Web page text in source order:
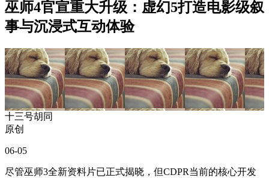
巫师4官宣重大升级：虚幻5打造电影级叙
事与沉浸式互动体验
十三号胡同
原创
06-05
尽管巫师3全新资料片已正式揭晓，但CDPR当前的核心开发